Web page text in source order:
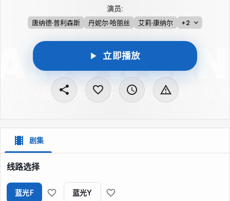
演员:
唐纳德·普利森斯 丹妮尔·哈丽丝 艾莉·康纳尔 +2
立即播放
剧集
线路选择
蓝光F 蓝光Y